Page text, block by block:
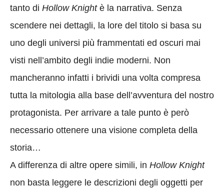
tanto di Hollow Knightè la narrativa. Senza
scendere nei dettagli, la lore del titolo si basa su
uno degli universi più frammentati ed oscuri mai
visti nell’ambito degli indie moderni. Non
mancheranno infatti i brividi una volta compresa
tutta la mitologia alla base dell’avventura del nostro
protagonista. Per arrivare a tale punto è però
necessario ottenere una visione completa della
storia…
A differenza di altre opere simili, in Hollow Knight
non basta leggere le descrizioni degli oggetti per